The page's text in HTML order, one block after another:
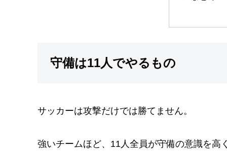
守備は11人でやるもの
サッカーは攻撃だけでは勝てません。
強いチームほど、11人全員が守備の意識を高